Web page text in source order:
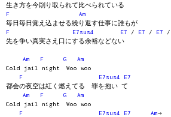
生き方を今削り取られて比べられている
F
Am
毎日毎日覚え込ませる繰り返す仕事に誰もが
F
E7sus4 E7 / E7 / E7 /
先を争い真実さえ口にする余裕などない
Am F G
Am
Cold jail night Woo woo
F
E7sus4
E7
都会の夜空は紅く燃えてる 罪を抱い て
Am
F G
Am
Cold jail night Woo woo
F
E7sus4 E7 Am→